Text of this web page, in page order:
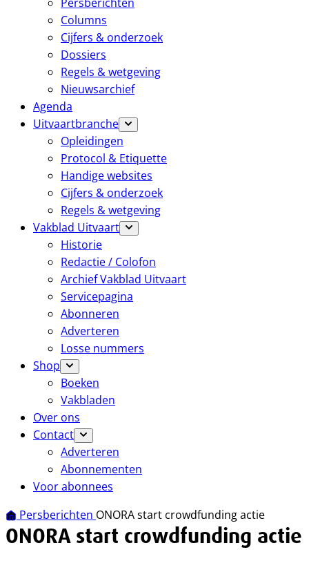
Columns
Cijfers & onderzoek
Dossiers
Regels & wetgeving
Nieuwsarchief
Agenda
Uitvaartbranche
Opleidingen
Protocol & Etiquette
Handige websites
Cijfers & onderzoek
Regels & wetgeving
Vakblad Uitvaart
Historie
Redactie / Colofon
Archief Vakblad Uitvaart
Servicepagina
Abonneren
Adverteren
Losse nummers
Shop
Boeken
Vakbladen
Over ons
Contact
Adverteren
Abonnementen
Voor abonnees
Persberichten ONORA start crowdfunding actie
ONORA start crowdfunding actie